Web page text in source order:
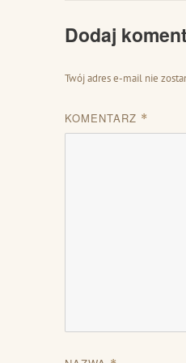
Dodaj
Twój adres e-mail nie
KOMENTARZ *